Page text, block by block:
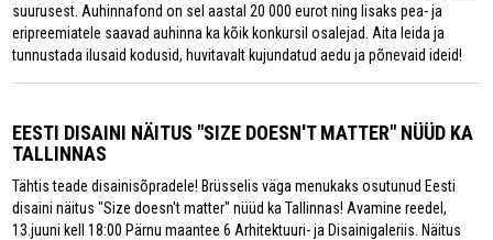
suurusest. Auhinnafond on sel aastal 20 000 eurot ning lisaks pea- ja
eripreemiatele saavad auhinna ka kõik konkursil osalejad. Aita leida ja
tunnustada ilusaid kodusid, huvitavalt kujundatud aedu ja põnevaid ideid!
EESTI DISAINI NÄITUS "SIZE DOESN'T MATTER" NÜÜD KA
TALLINNAS
Tähtis teade disainisõpradele! Brüsselis väga menukaks osutunud Eesti
disaini näitus "Size doesn't matter" nüüd ka Tallinnas! Avamine reedel,
13.juuni kell 18:00 Pärnu maantee 6 Arhitektuuri- ja Disainigaleriis. Näitus